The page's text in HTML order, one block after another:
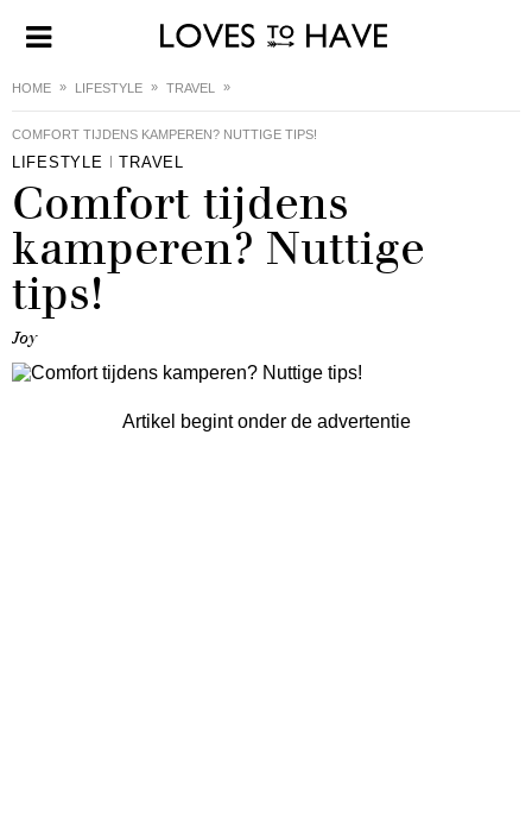
HOME LIFESTYLE TRAVEL
COMFORT TIJDENS KAMPEREN? NUTTIGE TIPS!
LIFESTYLE TRAVEL
Comfort tijdens
kamperen? Nuttige
tips!
Joy
Artikel begint onder de advertentie